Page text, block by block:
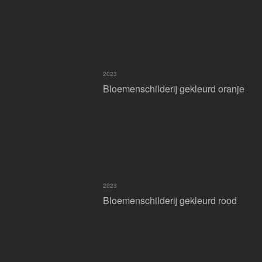
Bloemenschilderij gekleurd oranje
2023
Bloemenschilderij gekleurd rood
2023